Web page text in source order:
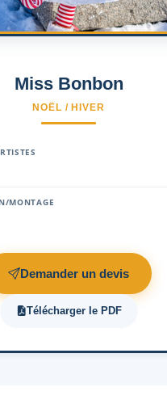
Miss Bonbon
NOËL / HIVER
MONTAGE
Demander un devis
Télécharger le PDF